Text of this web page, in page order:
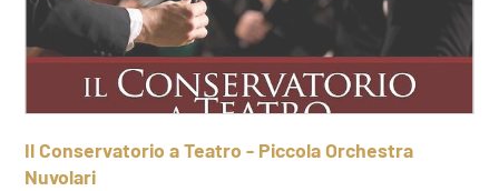
Il Conservatorio a Teatro - Piccola Orchestra
Nuvolari